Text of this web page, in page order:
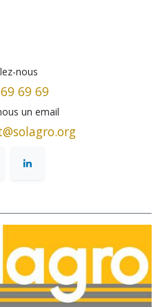
nous
69 69
un email